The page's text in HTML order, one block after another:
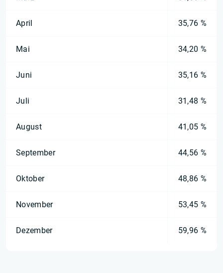
April 35,76 %
Mai 34,20 %
Juni 35,16 %
Juli 31,48 %
August 41,05 %
September 44,56 %
Oktober 48,86 %
November 53,45 %
Dezember 59,96 %